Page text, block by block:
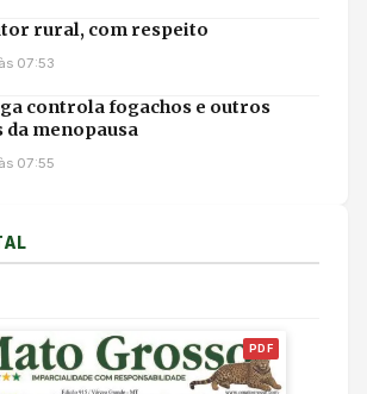
rural, com respeito
07:53
controla fogachos e outros
da menopausa
07:55
PDF